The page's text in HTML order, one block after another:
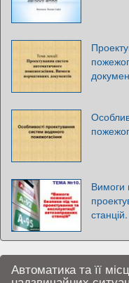
Вимоги
Автоматика та її